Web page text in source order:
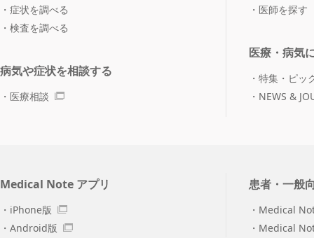
症状を調べる
検査を調べる
病気や症状を相談する
医療相談
医師を探す
医療・病気
特集・ピッ
NEWS &
Medical Note アプリ
iPhone版
Android版
患者・一般
Medical
Medical